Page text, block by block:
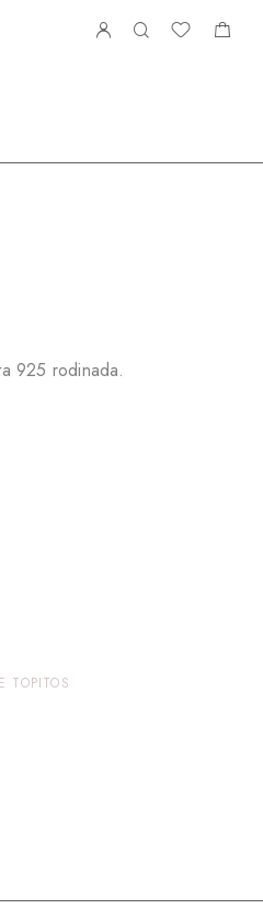
925 rodinada.
TOPITOS